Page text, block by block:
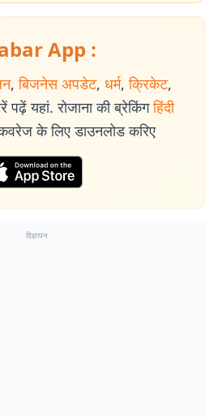
App :
, बिजनेस अपडेट, धर्म, क्रिकेट,
पढ़ें यहां. रोजाना की ब्रेकिंग हिंदी
के लिए डाउनलोड करिए
विज्ञापन